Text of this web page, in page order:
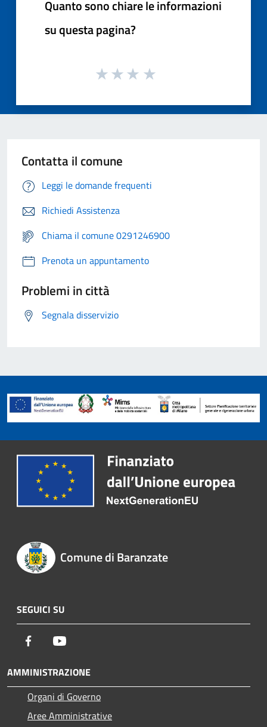
Quanto sono chiare le informazioni
su questa pagina?
Contatta il comune
Leggi le domande frequenti
Richiedi Assistenza
Chiama il comune 0291246900
Prenota un appuntamento
Problemi in città
Segnala disservizio
Comune di Baranzate
SEGUICI SU
Facebook
AMMINISTRAZIONE
Organi di Governo
Aree Amministrative